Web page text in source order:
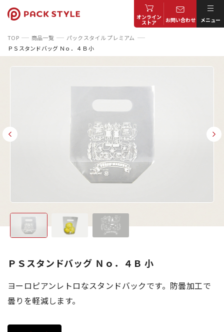
オンライン
ストア お問い合わせ メニュー
TOP 商品一覧
パックスタイル プレミアム
ＰＳスタンドバッグ Ｎｏ．４Ｂ 小
ＰＳスタンドバッグ Ｎｏ．４Ｂ 小
ヨーロピアンレトロなスタンドバックです。防曇加工で
曇りを軽減します。